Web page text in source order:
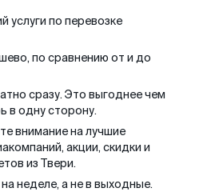
услуги по перевозке
по сравнению от и до
сразу. Это выгоднее чем
в одну сторону.
внимание на лучшие
акции, скидки и
из Твери.
неделе, а не в выходные.